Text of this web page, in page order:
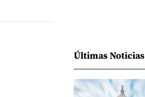
Últimas Noticias